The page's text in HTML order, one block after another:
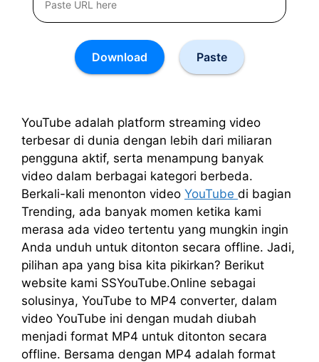
Download Paste
YouTube adalah platform streaming video
terbesar di dunia dengan lebih dari miliaran
pengguna aktif, serta menampung banyak
video dalam berbagai kategori berbeda.
Berkali-kali menonton video YouTube di bagian
Trending, ada banyak momen ketika kami
merasa ada video tertentu yang mungkin ingin
Anda unduh untuk ditonton secara offline. Jadi,
pilihan apa yang bisa kita pikirkan? Berikut
website kami SSYouTube.Online sebagai
solusinya, YouTube to MP4 converter, dalam
video YouTube ini dengan mudah diubah
menjadi format MP4 untuk ditonton secara
offline. Bersama dengan MP4 adalah format